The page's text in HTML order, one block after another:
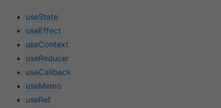
useState
useEffect
useContext
useReducer
useCallback
useMemo
useRef